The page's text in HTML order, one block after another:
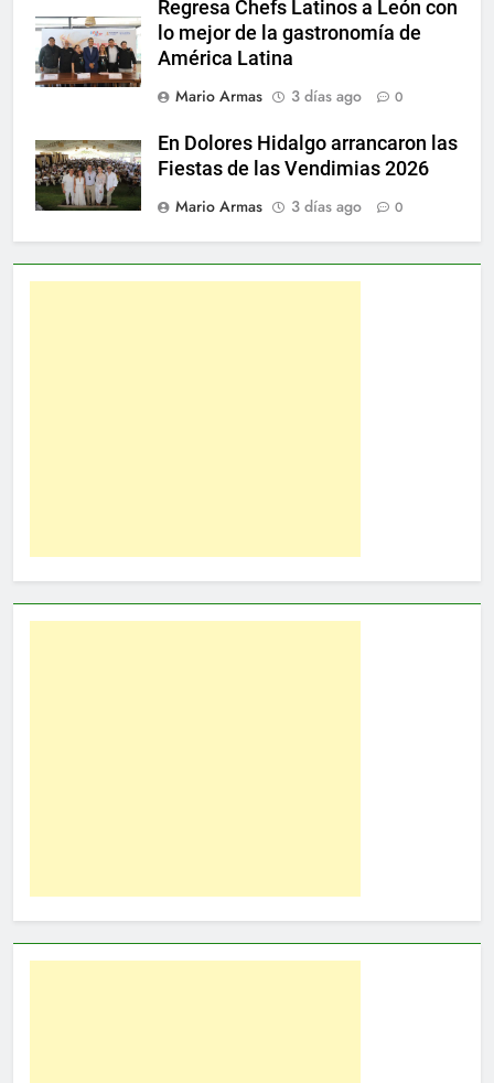
Regresa Chefs Latinos a León con
lo mejor de la gastronomía de
América Latina
Mario Armas
3 días ago 0
En Dolores Hidalgo arrancaron las
Fiestas de las Vendimias 2026
Mario Armas
3 días ago 0